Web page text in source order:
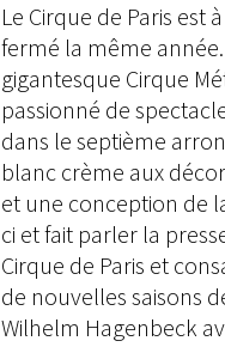
Le Cirque de Paris
fermé la même
gigantesque Cirque
passionné de
dans le septième
blanc crème aux
et une conception de
ci et fait parler la
Cirque de Paris et
de nouvelles saisons
Wilhelm Hagenbeck